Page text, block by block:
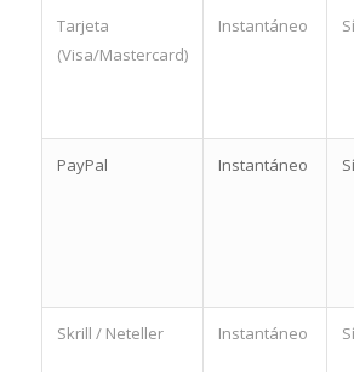
Tarjeta
(Visa/Mastercard)
Instantáneo Sí
PayPal Instantáneo Sí
Skrill / Neteller Instantáneo Sí